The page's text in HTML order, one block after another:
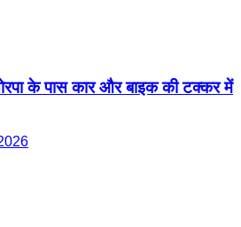
के पास कार और बाइक की टक्कर में